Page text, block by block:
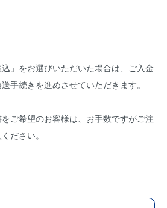
」をお選びいただいた場合は、ご入金
手続きを進めさせていただきます。
ご希望のお客様は、お手数ですがご注
ださい。